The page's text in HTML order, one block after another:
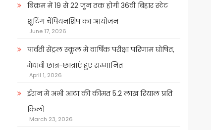
बिक्रम में 19 से 22 जून तक होगी 36वीं बिहार स्टेट
शूटिंग चैंपियनशिप का आयोजन
June 17, 2026
पार्वती सेंट्रल स्कूल में वार्षिक परीक्षा परिणाम घोषित,
मेधावी छात्र-छात्राएं हुए सम्मानित
April 1, 2026
ईरान में अभी आटा की कीमत 5.2 लाख रियाल प्रति
किलो
March 23, 2026